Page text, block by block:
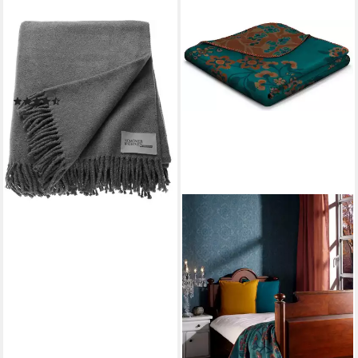
SCHÖNER WOHNEN-
KOLLEKTION
Wohndecke Basics, mit
Fransen, Kuscheldecke
(89)
69,95 €
lieferbar - in 3-4 Werktagen bei dir
+1